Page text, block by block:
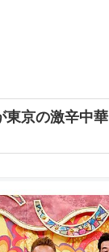
東京の激辛中